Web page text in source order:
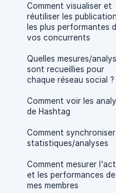
Comment visualiser et
réutiliser les
les plus performantes
vos concurrents
Quelles mesures/
sont recueillies pour
chaque réseau social ?
Comment voir les
de Hashtag
Comment
statistiques/analyses
Comment mesurer
et les performances de
mes membres